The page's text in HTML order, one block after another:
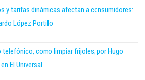
y tarifas dinámicas afectan a consumidores:
López Portillo
telefónico, como limpiar frijoles; por Hugo
El Universal